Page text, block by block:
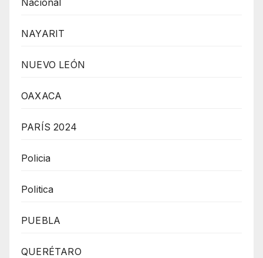
Nacional
NAYARIT
NUEVO LEÓN
OAXACA
PARÍS 2024
Policia
Politica
PUEBLA
QUERÉTARO